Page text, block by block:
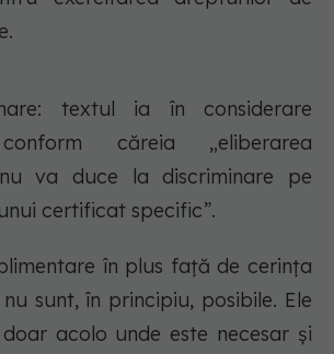
textul ia în considerare
căreia „eliberarea
va duce la discriminare pe
certificat specific”.
în plus față de cerința
sunt, în principiu, posibile. Ele
acolo unde este necesar și